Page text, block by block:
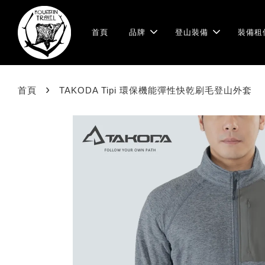
首頁 品牌 登山裝備 裝備租
首頁 › TAKODA Tipi 環保機能彈性快乾刷毛登山外套